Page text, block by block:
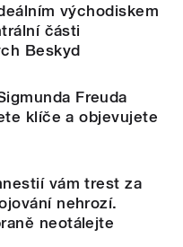
východiskem
části
Beskyd
Freuda
klíče a objevujete
vám trest za
nehrozí.
neotálejte